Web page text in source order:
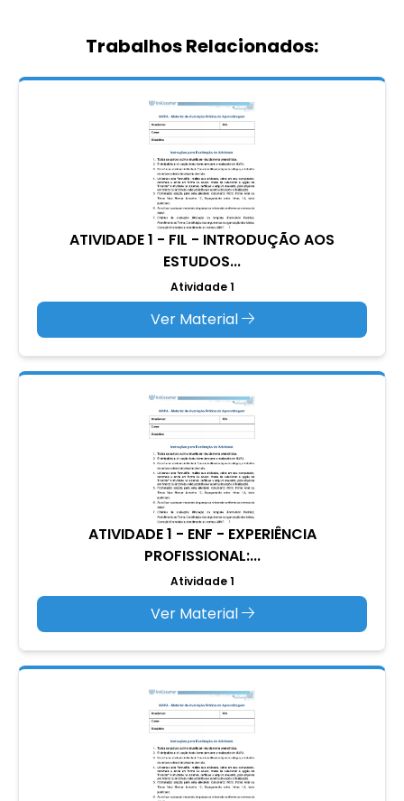
Trabalhos Relacionados:
ATIVIDADE 1 - FIL - INTRODUÇÃO AOS
ESTUDOS...
Atividade 1
Ver Material
ATIVIDADE 1 - ENF - EXPERIÊNCIA
PROFISSIONAL:...
Atividade 1
Ver Material